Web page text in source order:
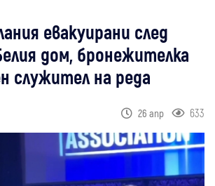
евакуирани след
дом, бронежителка
служител на реда
26 апр 633